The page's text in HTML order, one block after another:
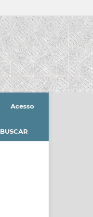
BUSCAR
Acesso